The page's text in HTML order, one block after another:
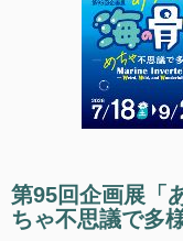
第95回企画展「
ちゃ不思議で多